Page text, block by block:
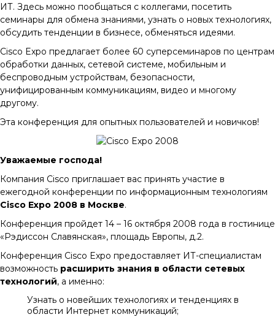
ИТ. Здесь можно пообщаться с коллегами, посетить
семинары для обмена знаниями, узнать о новых технологиях,
обсудить тенденции в бизнесе, обменяться идеями.
Cisco Expo предлагает более 60 суперсеминаров по центрам
обработки данных, сетевой системе, мобильным и
беспроводным устройствам, безопасности,
унифицированным коммуникациям, видео и многому
другому.
Эта конференция для опытных пользователей и новичков!
Уважаемые господа!
Компания Cisco приглашает вас принять участие в
ежегодной конференции по информационным технологиям
Cisco Expo 2008 в Москве.
Конференция пройдет 14 – 16 октября 2008 года в гостинице
«Рэдиссон Славянская», площадь Европы, д.2.
Конференция Cisco Expo предоставляет ИТ-специалистам
возможность расширить знания в области сетевых
технологий, а именно:
Узнать о новейших технологиях и тенденциях в
области Интернет коммуникаций;